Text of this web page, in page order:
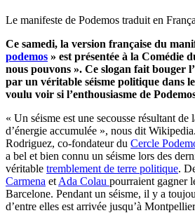
Le manifeste de Podemos traduit en
Ce samedi, la version française du
podemos » est présentée à la Comédie
nous pouvons ». Ce slogan fait bouger
par un véritable séisme politique dans
voulu voir si l’enthousiasme de
« Un séisme est une secousse résultant
d’énergie accumulée », nous dit
Rodriguez, co-fondateur du Cercle
a bel et bien connu un séisme lors des
véritable tremblement de terre politique.
Carmena et Ada Colau pourraient gagner
Barcelone. Pendant un séisme, il y a
d’entre elles est arrivée jusqu’à